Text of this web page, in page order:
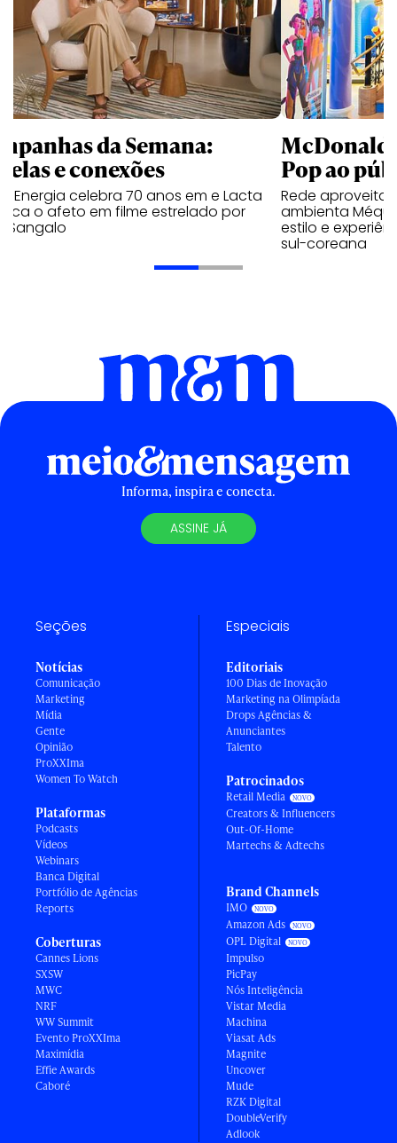
da Semana:
e conexões
Energia celebra 70 anos em e Lacta
o afeto em filme estrelado por
Sangalo
Pop ao
Rede aproveita
ambienta Méqui
estilo e
sul-coreana
Informa, inspira e conecta.
ASSINE JÁ
Seções
Notícias
Comunicação
Marketing
Mídia
Gente
Opinião
ProXXIma
Women To Watch
Plataformas
Podcasts
Vídeos
Webinars
Banca Digital
Portfólio de Agências
Reports
Coberturas
Cannes Lions
SXSW
MWC
NRF
WW Summit
Evento ProXXIma
Maximídia
Effie Awards
Caboré
Especiais
Editoriais
100 Dias de Inovação
Marketing na Olimpíada
Drops Agências &
Anunciantes
Talento
Patrocinados
Retail Media
Creators & Influencers
Out-Of-Home
Martechs & Adtechs
Brand Channels
IMO
Amazon Ads
OPL Digital
Impulso
PicPay
Nós Inteligência
Vistar Media
Machina
Viasat Ads
Magnite
Uncover
Mude
RZK Digital
DoubleVerify
Adlook